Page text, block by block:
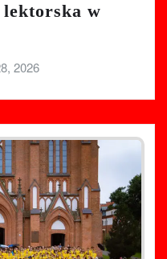
w
2026